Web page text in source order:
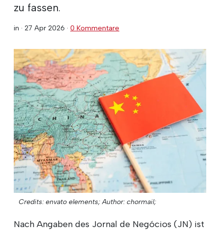
zu fassen.
in · 27 Apr 2026 · 0 Kommentare
Credits: envato elements; Author: chormail;
Nach Angaben des Jornal de Negócios (JN) ist